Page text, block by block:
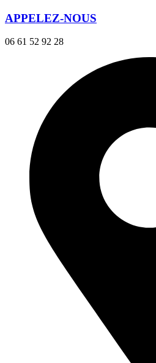
APPELEZ-NOUS
06 61 52 92 28